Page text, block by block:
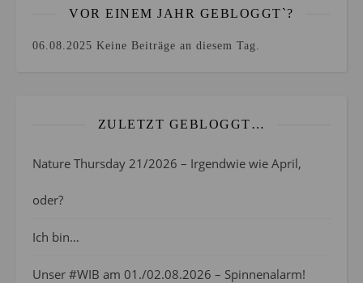
VOR EINEM JAHR GEBLOGGT`?
06.08.2025 Keine Beiträge an diesem Tag.
ZULETZT GEBLOGGT…
Nature Thursday 21/2026 – Irgendwie wie April,
oder?
Ich bin…
Unser #WIB am 01./02.08.2026 – Spinnenalarm!